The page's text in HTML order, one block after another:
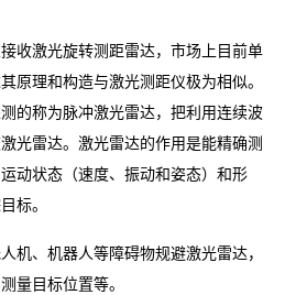
收激光旋转测距雷达，市场上目前单
原理和构造与激光测距仪极为相似。
的称为脉冲激光雷达，把利用连续波
光雷达。激光雷达的作用是能精确测
动状态（速度、振动和姿态）和形
标。
机、机器人等障碍物规避激光雷达，
量目标位置等。